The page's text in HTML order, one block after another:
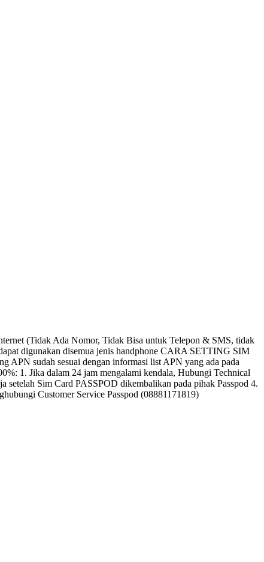
(Tidak Ada Nomor, Tidak Bisa untuk Telepon & SMS, tidak
digunakan disemua jenis handphone CARA SETTING SIM
APN sudah sesuai dengan informasi list APN yang ada pada
1. Jika dalam 24 jam mengalami kendala, Hubungi Technical
setelah Sim Card PASSPOD dikembalikan pada pihak Passpod 4.
Customer Service Passpod (08881171819)